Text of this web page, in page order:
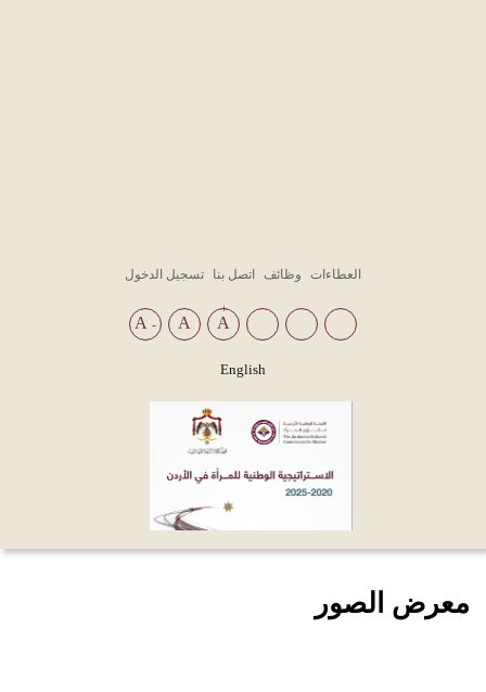
Top
العطاءات وظائف اتصل بنا تسجيل الدخول
- A
+
A
English
معرض الصور